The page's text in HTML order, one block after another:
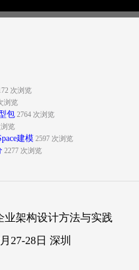
次浏览
浏览
包 2764 次浏览
览
建模 2597 次浏览
2277 次浏览